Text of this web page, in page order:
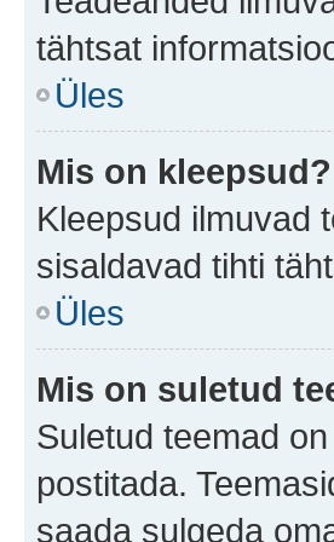
tähtsat
Üles
Mis on kleepsud?
Kleepsud ilmuvad
sisaldavad tihti
Üles
Mis on suletud
Suletud teemad
postitada.
saada sulgeda